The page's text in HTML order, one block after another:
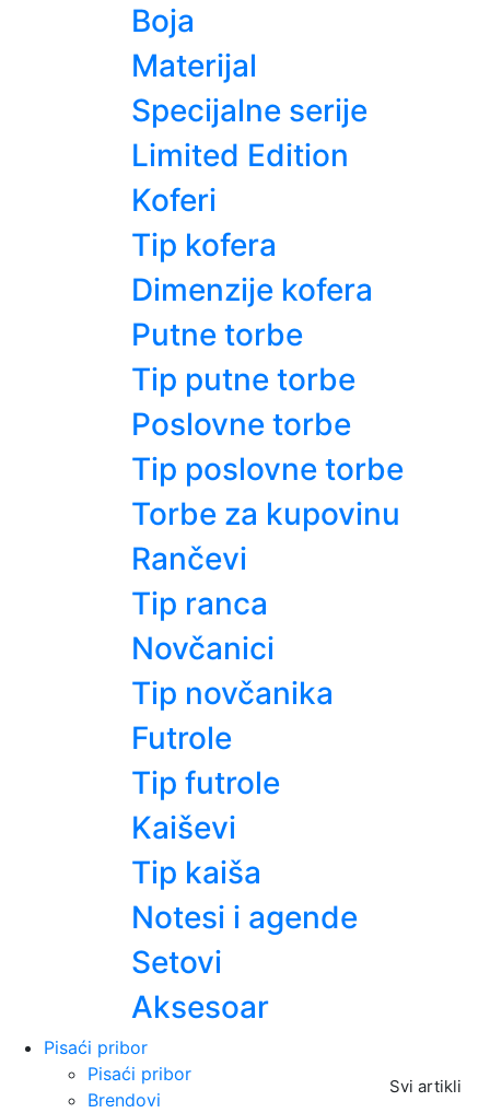
Boja
Materijal
Specijalne serije
Limited Edition
Koferi
Tip kofera
Dimenzije kofera
Putne torbe
Tip putne torbe
Poslovne torbe
Tip poslovne torbe
Torbe za kupovinu
Rančevi
Tip ranca
Novčanici
Tip novčanika
Futrole
Tip futrole
Kaiševi
Tip kaiša
Notesi i agende
Setovi
Aksesoar
Pisaći pribor
Svi artikli
Pisaći pribor
Brendovi